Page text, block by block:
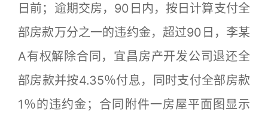
日前；逾期交房，90日内，按日计算支付全
部房款万分之一的违约金，超过90日，李某
A有权解除合同，宜昌房产开发公司退还全
部房款并按4.35％付息，同时支付全部房款
1％的违约金；合同附件一房屋平面图显示